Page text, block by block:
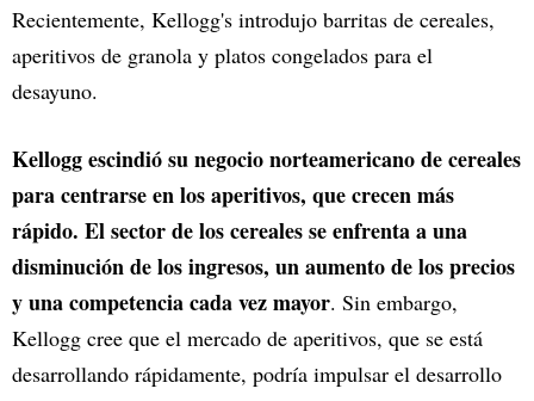
Recientemente, Kellogg's introdujo barritas de cereales,
aperitivos de granola y platos congelados para el
desayuno.
Kellogg escindió su negocio norteamericano de cereales
para centrarse en los aperitivos, que crecen más
rápido. El sector de los cereales se enfrenta a una
disminución de los ingresos, un aumento de los precios
y una competencia cada vez mayor. Sin embargo,
Kellogg cree que el mercado de aperitivos, que se está
desarrollando rápidamente, podría impulsar el desarrollo